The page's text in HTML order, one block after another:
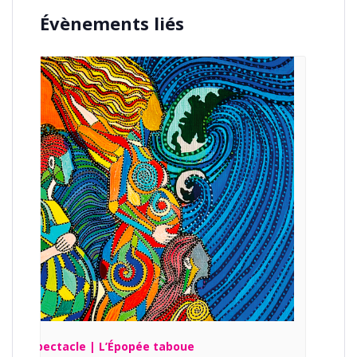
Évènements liés
Spectacle | L’Épopée taboue